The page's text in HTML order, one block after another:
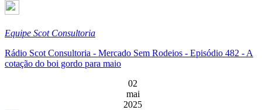
Equipe Scot Consultoria
Rádio Scot Consultoria - Mercado Sem Rodeios - Episódio 482 - A
cotação do boi gordo para maio
02
mai
2025